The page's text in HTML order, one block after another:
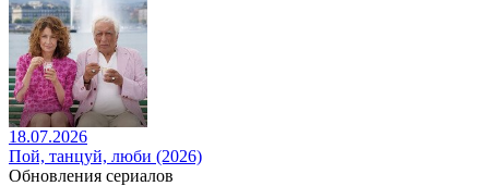
18.07.2026
Пой, танцуй, люби (2026)
Обновления сериалов